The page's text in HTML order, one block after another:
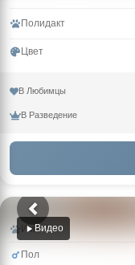
Полидакт
Цвет
В Любимцы
В Разведение
Видео
Имя
Пол